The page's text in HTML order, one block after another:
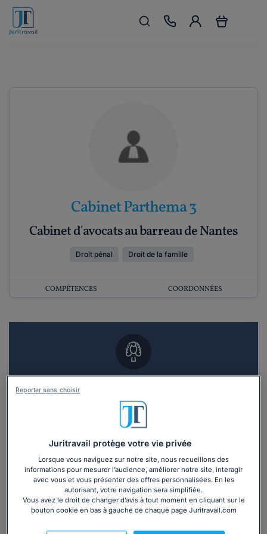
Cabinet Parthema 3
Cabinet d'avocats au barreau de Nantes
Droit pénal Droit de la famille
COMPÉTENCES COORDONNÉES
Vous souhaitez un RDV en cabinet avec un
avocat ?
Recevoir des devis d'avocats
3 devis en 48h
Juritravail protège votre vie privée
Lorsque vous naviguez sur notre site, nous recueillons des
informations pour mesurer l’audience, améliorer notre site, interagir
avec vous et vous présenter des offres personnalisées. En les
autorisant, votre navigation sera simplifiée.
Vous avez le droit de changer d’avis à tout moment en cliquant sur le
bouton cookie en bas à gauche de chaque page Juritravail.com
Reporter sans choisir